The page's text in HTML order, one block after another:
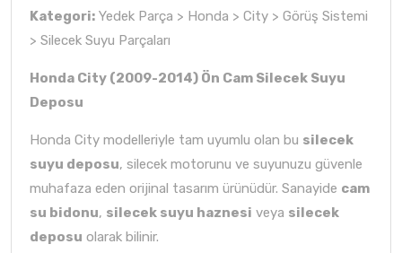
Kategori: Yedek Parça > Honda > City > Görüş Sistemi
> Silecek Suyu Parçaları
Honda City (2009-2014) Ön Cam Silecek Suyu
Deposu
Honda City modelleriyle tam uyumlu olan bu silecek
suyu deposu, silecek motorunu ve suyunuzu güvenle
muhafaza eden orijinal tasarım ürünüdür. Sanayide cam
su bidonu, silecek suyu haznesi veya silecek
deposu olarak bilinir.